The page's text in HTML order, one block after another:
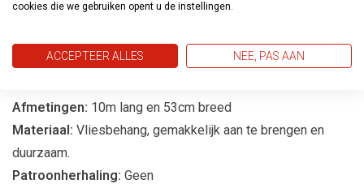
brengen, waardoor het een ideale keuze is voor zowel
Afmetingen: 10m lang en 53cm breed
Materiaal: Vliesbehang, gemakkelijk aan te brengen en
duurzaam.
Patroonherhaling: Geen
cookies die we gebruiken opent u de instellingen.
ACCEPTEER ALLES NEE, PAS AAN